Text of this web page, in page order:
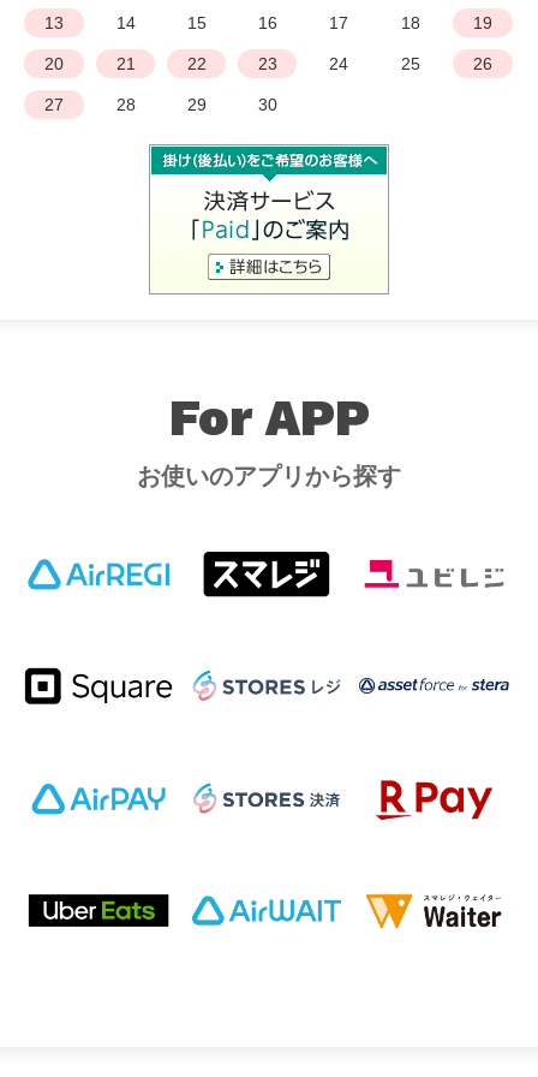
13 14 15 16 17 18 19
20 21 22 23 24 25 26
27 28 29 30
For APP
お使いのアプリから探す